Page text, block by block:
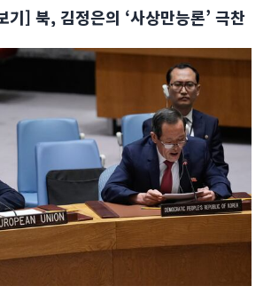
기] 북, 김정은의 ‘사상만능론’ 극찬